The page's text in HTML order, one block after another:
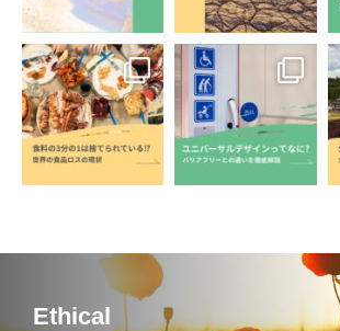
Ethical